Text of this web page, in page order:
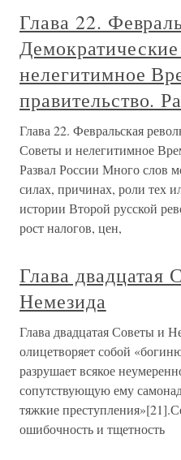
Глава 22.
нелегитимное
правительство.
Глава 22. Февральская
Советы и нелегитимное
Развал России Много слов
силах, причинах, роли тех
истории Второй русской
рост налогов, цен,
Глава двадцатая
Немезида
Глава двадцатая Советы и
олицетворяет собой
разрушает всякое
сопутствующую ему
тяжкие
ошибочность и тщетность